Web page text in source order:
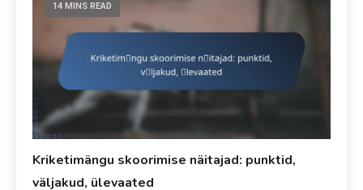
14 MINS READ
Kriketimängu skoorimise näitajad: punktid,
väljakud, ülevaated